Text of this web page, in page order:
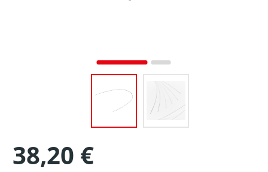
38,20 €